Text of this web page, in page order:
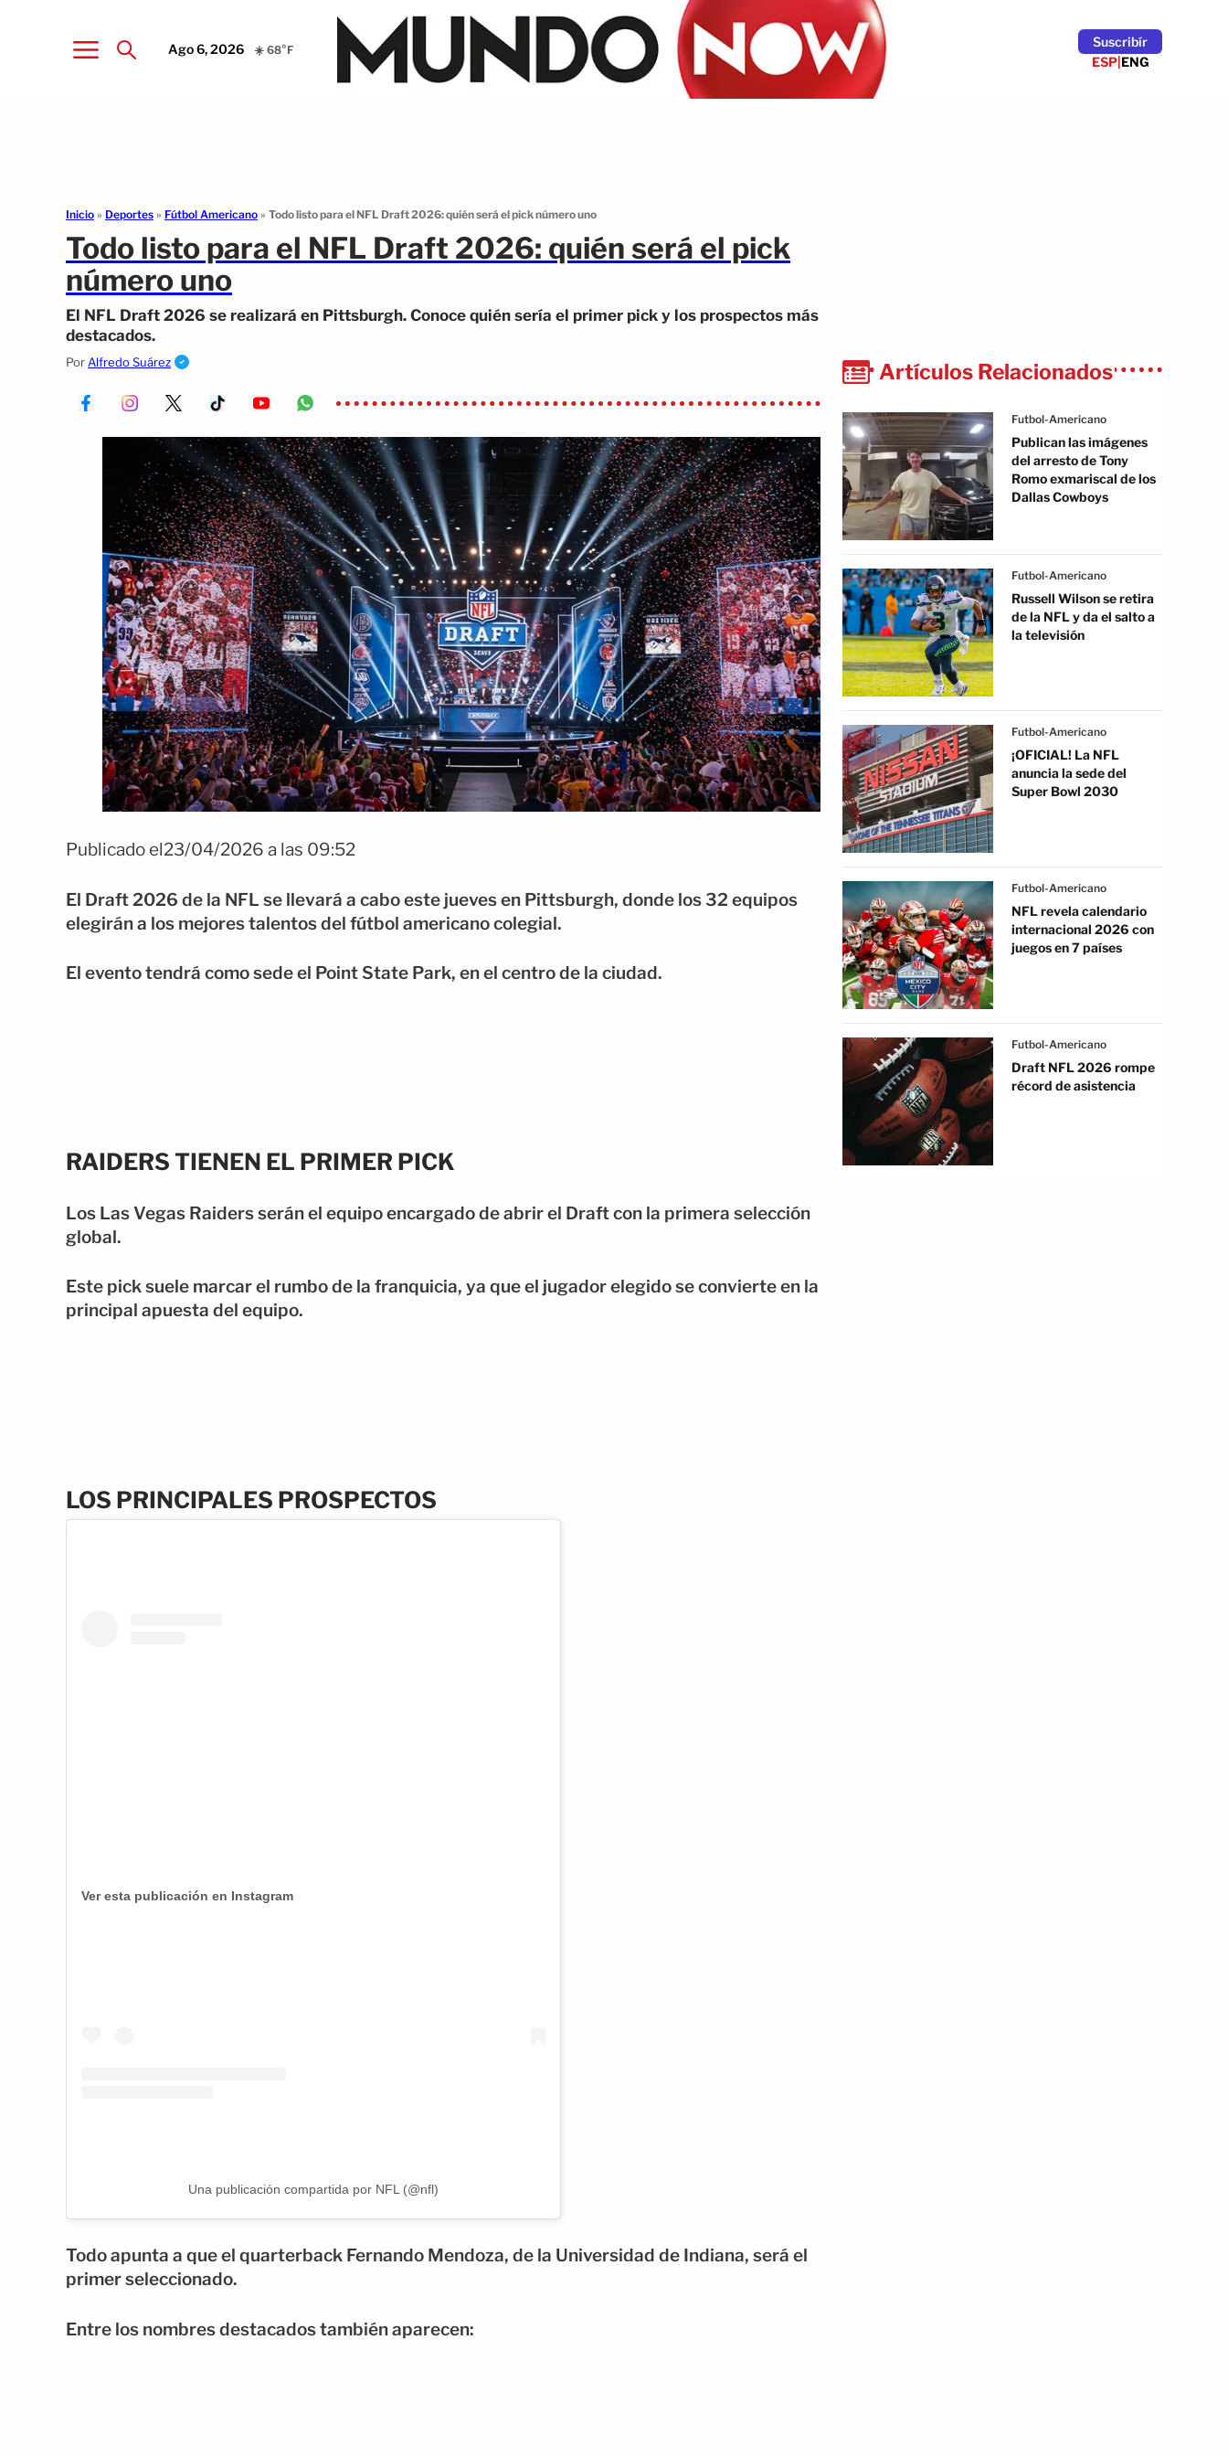
Ago 6, 2026 ☀️ 68°F
Suscribír
ESP|ENG
Inicio » Deportes » Fútbol Americano » Todo listo para el NFL Draft 2026: quién será el pick número uno
Todo listo para el NFL Draft 2026: quién será el pick
número uno
El NFL Draft 2026 se realizará en Pittsburgh. Conoce quién sería el primer pick y los prospectos más
destacados.
Por Alfredo Suárez
Publicado el23/04/2026 a las 09:52
El Draft 2026 de la NFL se llevará a cabo este jueves en Pittsburgh, donde los 32 equipos
elegirán a los mejores talentos del fútbol americano colegial.
El evento tendrá como sede el Point State Park, en el centro de la ciudad.
RAIDERS TIENEN EL PRIMER PICK
Los Las Vegas Raidersserán el equipo encargado de abrir el Draft con la primera selección
global.
Este pick suele marcar el rumbo de la franquicia, ya que el jugador elegido se convierte en la
principal apuesta del equipo.
LOS PRINCIPALES PROSPECTOS
Ver esta publicación en Instagram
Una publicación compartida por NFL (@nfl)
Todo apunta a que el quarterback Fernando Mendoza, de la Universidad de Indiana, será el
primer seleccionado.
Entre los nombres destacados también aparecen:
Artículos Relacionados
Futbol-Americano
Publican las imágenes
del arresto de Tony
Romo exmariscal de los
Dallas Cowboys
Futbol-Americano
Russell Wilson se retira
de la NFL y da el salto a
la televisión
Futbol-Americano
¡OFICIAL! La NFL
anuncia la sede del
Super Bowl 2030
Futbol-Americano
NFL revela calendario
internacional 2026 con
juegos en 7 países
Futbol-Americano
Draft NFL 2026 rompe
récord de asistencia